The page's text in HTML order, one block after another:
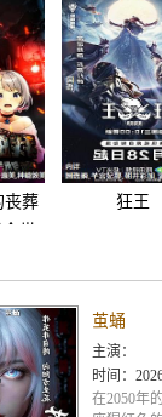
丧葬
狂王
茧蛹
主演：
时间：
在2050年